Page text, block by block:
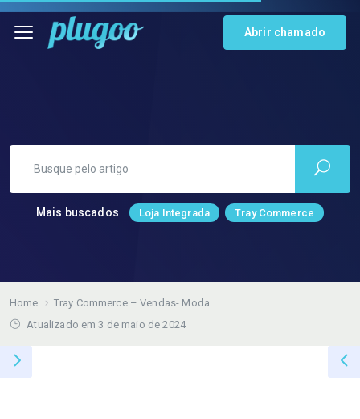
Abrir chamado
Mais buscados Loja Integrada Tray Commerce
Home
Tray Commerce – Vendas- Moda
Atualizado em 3 de maio de 2024